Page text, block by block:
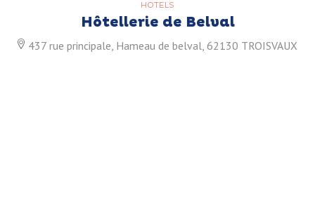
HOTELS
Hôtellerie de Belval
437 rue principale, Hameau de belval, 62130 TROISVAUX